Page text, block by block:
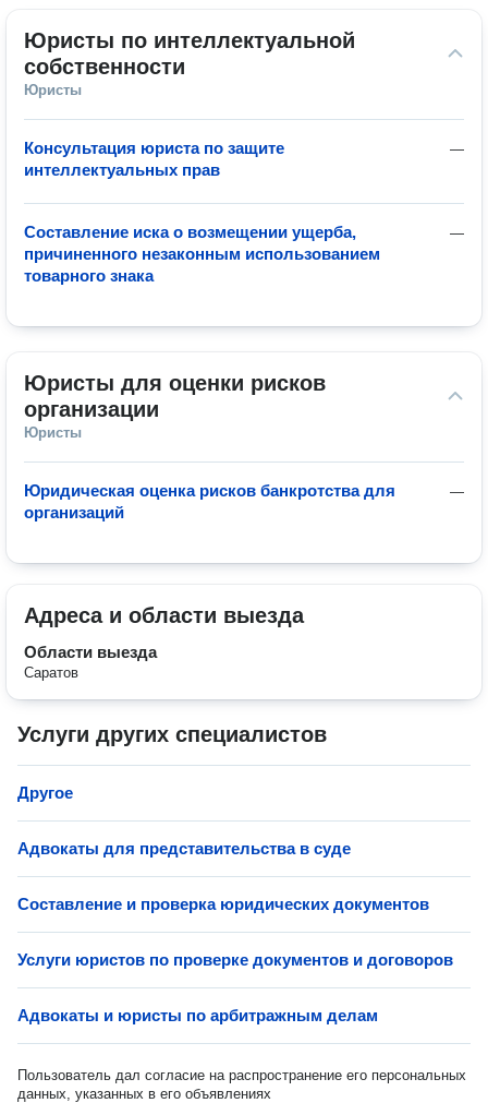
Юристы по интеллектуальной
собственности
Юристы
—
Консультация юриста по защите
интеллектуальных прав
—
Составление иска о возмещении ущерба,
причиненного незаконным использованием
товарного знака
Юристы для оценки рисков
организации
Юристы
—
Юридическая оценка рисков банкротства для
организаций
Адреса и области выезда
Области выезда
Саратов
Услуги других специалистов
Другое
Адвокаты для представительства в суде
Составление и проверка юридических документов
Услуги юристов по проверке документов и договоров
Адвокаты и юристы по арбитражным делам
Пользователь дал согласие на распространение его персональных
данных, указанных в его объявлениях